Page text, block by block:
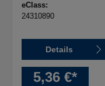
eClass:
24310890
Details
5,36 €*